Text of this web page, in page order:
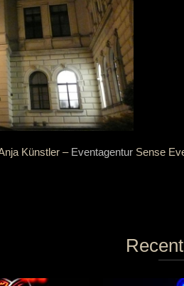
Künstler – Eventagentur Sense